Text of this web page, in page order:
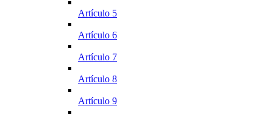
Artículo 5
Artículo 6
Artículo 7
Artículo 8
Artículo 9